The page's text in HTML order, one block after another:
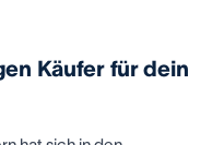
Käufer für dein